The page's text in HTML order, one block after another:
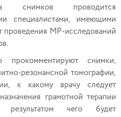
снимков проводится
специалистами, имеющими
проведения МР-исследований
снимки,
резонансной томографии,
к какому врачу следует
грамотной терапии
результатом чего будет